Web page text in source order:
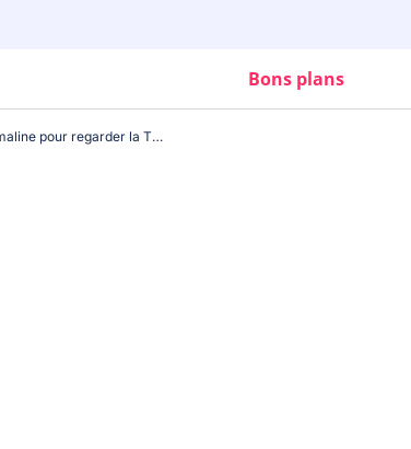
Bons plans
Molotov : l’offre streaming maline pour regarder la TV en vacances